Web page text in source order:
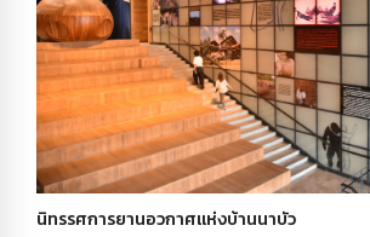
นิทรรศการยานอวกาศแห่งบ้านนาบัว